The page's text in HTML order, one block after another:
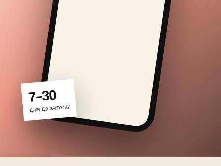
7–30
ДНІВ ДО ЗАПУСКУ